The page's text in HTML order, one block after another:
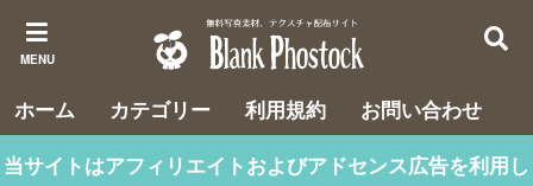
MENU
ホーム カテゴリー 利用規約
お問い合わせ
当サイトはアフィリエイトおよびアドセンス広告を利用し